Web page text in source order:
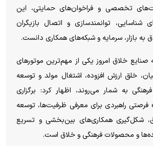
تخصصی و فراخوان‌های حمایتی، این
شناسایی، توانمندسازی و اتصال بازیگران
بازار، سرمایه و شبکه‌های همکاری دانست.
صنایع خلاق امروز یکی از مهم‌ترین موتورهای
خلق ارزش افزوده، اشتغال مولد و توسعه
به شمار می‌روند، اظهار کرد: برگزاری
فرصتی راهبردی برای معرفی ظرفیت‌ها، توسعه
شکل‌گیری همکاری‌های بین‌بخشی و تسریع
و محصولات فرهنگی و خلاق است.